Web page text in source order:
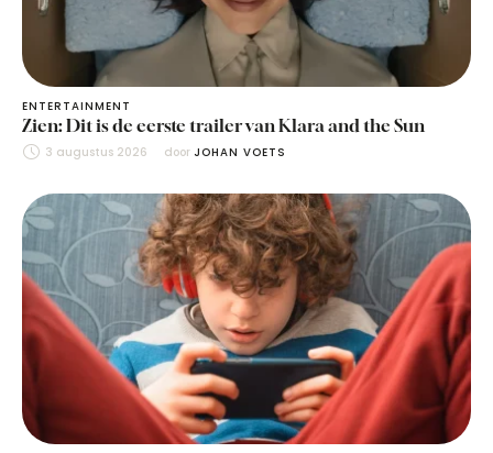
ENTERTAINMENT
Zien: Dit is de eerste trailer van Klara and the Sun
3 augustus 2026 door JOHAN VOETS